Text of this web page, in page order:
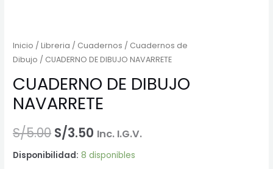
Inicio /Libreria / Cuadernos / Cuadernos de
Dibujo / CUADERNO DE DIBUJO NAVARRETE
CUADERNO DE DIBUJO
NAVARRETE
S/5.00 El
precio
S/3.50 El
precio
Inc. I.G.V.
Disponibilidad: 8 disponibles